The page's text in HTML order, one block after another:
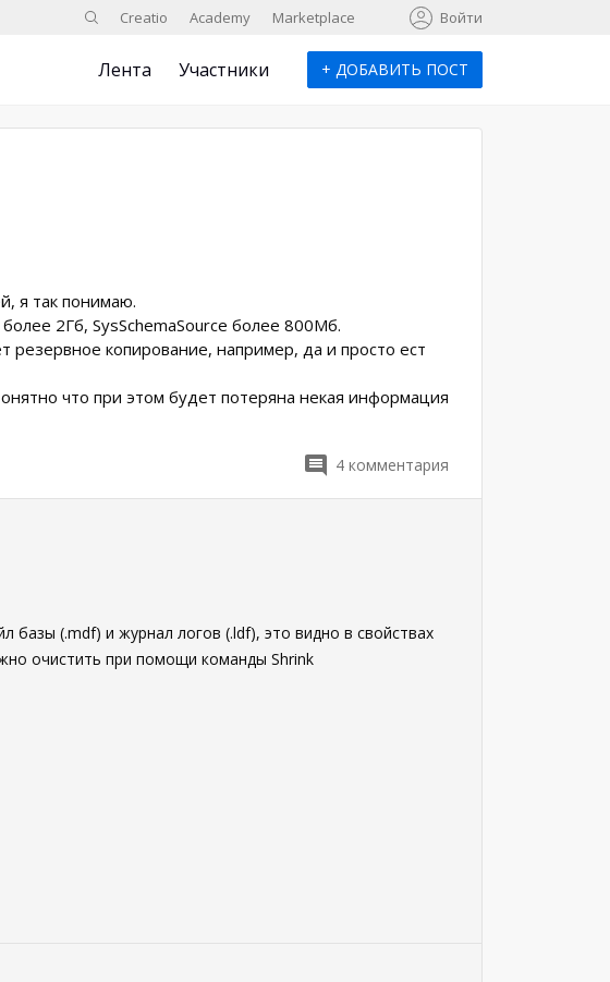
ПоискCreatio Academy Marketplace Войти
Лента Участники + ДОБАВИТЬ ПОСТ
я так понимаю.
2Гб, SysSchemaSource более 800Мб.
резервное копирование, например, да и просто ест
что при этом будет потеряна некая информация
4 комментария
(.mdf) и журнал логов (.ldf), это видно в свойствах
очистить при помощи команды Shrink